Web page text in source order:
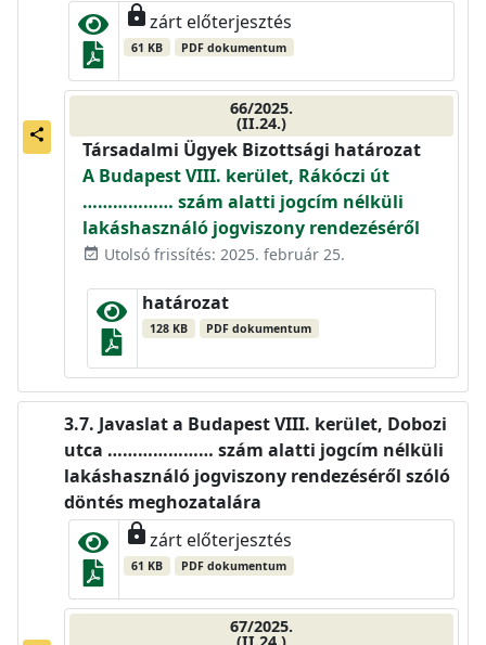
share
lockzárt előterjesztés
61 KB PDF dokumentum
66/2025.
(II.24.)
Társadalmi Ügyek Bizottsági határozat
A Budapest VIII. kerület, Rákóczi út
……………… szám alatti jogcím nélküli
lakáshasználó jogviszony rendezéséről
event_available Utolsó frissítés: 2025. február 25.
határozat
128 KB PDF dokumentum
Javaslat a Budapest VIII. kerület, Dobozi
utca ………………… szám alatti jogcím nélküli
lakáshasználó jogviszony rendezéséről szóló
döntés meghozatalára
lockzárt előterjesztés
61 KB PDF dokumentum
67/2025.